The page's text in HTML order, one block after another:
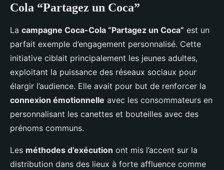
Cola “Partagez un Coca”
La campagne Coca-Cola “Partagez un Coca” est un
parfait exemple d’engagement personnalisé. Cette
initiative ciblait principalement les jeunes adultes,
exploitant la puissance des réseaux sociaux pour
élargir l’audience. Elle avait pour but de renforcer la
connexion émotionnelle avec les consommateurs en
personnalisant les canettes et bouteilles avec des
prénoms communs.
Les méthodes d’exécution ont mis l’accent sur la
distribution dans des lieux à forte affluence comme